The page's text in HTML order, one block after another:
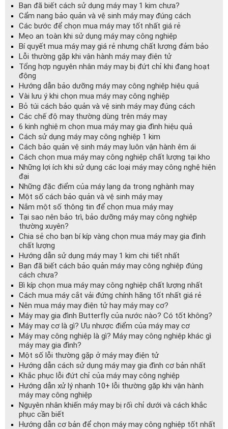
Bạn đã biết cách sử dụng máy may 1 kim chưa?
Cẩm nang bảo quản và vệ sinh máy may đúng cách
Các bước để chọn mua máy may tốt nhất giá rẻ
Mẹo an toàn khi sử dụng máy may công nghiệp
Bí quyết mua máy may giá rẻ nhưng chất lượng đảm bảo
Lỗi thường gặp khi vận hành máy may điện tử
Tổng hợp nguyên nhân máy may bị đứt chỉ khi đang hoạt
động
Hướng dẫn bảo dưỡng máy may công nghiệp hiệu quả
Vài lưu ý khi chọn mua máy may công nghiệp
Bỏ túi cách bảo quản và vệ sinh máy may đúng cách
Các chế độ may thường dùng trên máy may
6 kinh nghiệm chọn mua máy may gia đình hiệu quả
Cách sử dụng máy may công nghiệp 1 kim
Cách bảo quản vệ sinh máy may luôn vận hành êm ái
Cách chọn mua máy may công nghiệp chất lượng tại kho
Những lợi ích khi sử dụng các loại máy may công nghệ hiện
đại
Những đặc điểm của máy lạng da trong nghành may
Một số cách bảo quản và vệ sinh máy may
Nắm một số thông tin để chọn mua máy may
Tại sao nên bảo trì, bảo dưỡng máy may công nghiệp
thường xuyên?
Chia sẻ cho bạn bí kíp vàng chọn mua máy may gia đình
chất lượng
Hướng dẫn sử dụng máy may 1 kim chi tiết nhất
Bạn đã biết cách bảo quản máy may công nghiệp đúng
cách chưa?
Bì kíp chọn mua máy may công nghiệp chất lượng nhất
Cách mua máy cắt vải đứng chính hãng tốt nhất giá rẻ
Nên mua máy may điện tử hay máy may cơ?
Máy may gia đình Butterfly của nước nào? Có tốt không?
Máy may cơ là gì? Ưu nhược điểm của máy may cơ
Máy may công nghiệp là gì? Máy may công nghiệp khác gì
máy may gia đình?
Một số lỗi thường gặp ở máy may điện tử
Hướng dẫn cách sử dụng máy may gia đình cơ bản nhất
Khắc phục lỗi đứt chỉ của máy may công nghiệp
Hướng dẫn xử lý nhanh 10+ lỗi thường gặp khi vận hành
máy may công nghiệp
Nguyên nhân khiến máy may bị rối chỉ dưới và cách khắc
phục cần biết
Hướng dẫn cơ bản để chọn máy may công nghiệp tốt nhất